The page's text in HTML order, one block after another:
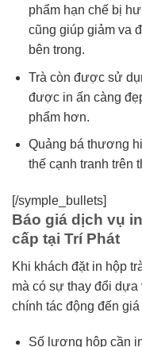
phẩm hạn chế bị
cũng giúp giảm va
bên trong.
Trà còn được sử
được in ấn càng
phẩm hơn.
Quảng bá thương
thế cạnh tranh trên
[/symple_bullets]
Báo giá dịch vụ
cấp tại Trí Phát
Khi khách đặt in hộp
mà có sự thay đổi dựa
chính tác động đến
Số lượng hộp cần